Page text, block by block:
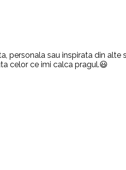
personala sau inspirata din
celor ce imi calca pragul.😃